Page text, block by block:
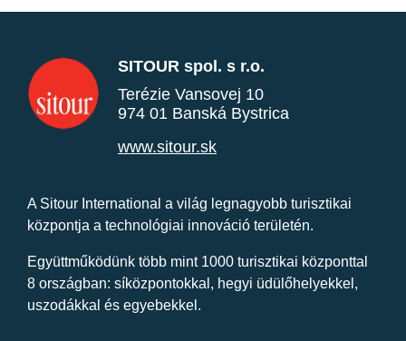
SITOUR spol. s r.o.
Terézie Vansovej 10
974 01 Banská Bystrica
www.sitour.sk
A Sitour International a világ legnagyobb turisztikai
központja a technológiai innováció területén.
Együttműködünk több mint 1000 turisztikai központtal
8 országban: síközpontokkal, hegyi üdülőhelyekkel,
uszodákkal és egyebekkel.